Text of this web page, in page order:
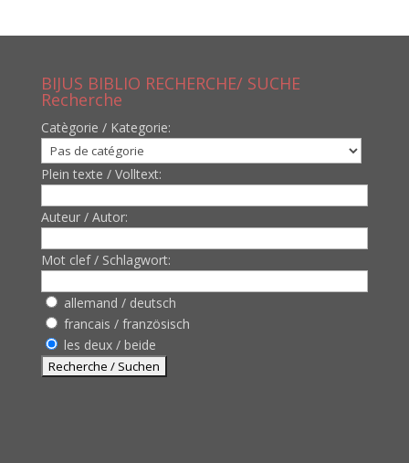
BIJUS BIBLIO RECHERCHE/ SUCHE
Recherche
Catègorie / Kategorie:
Plein texte / Volltext:
Auteur / Autor:
Mot clef / Schlagwort:
allemand / deutsch
francais / französisch
les deux / beide